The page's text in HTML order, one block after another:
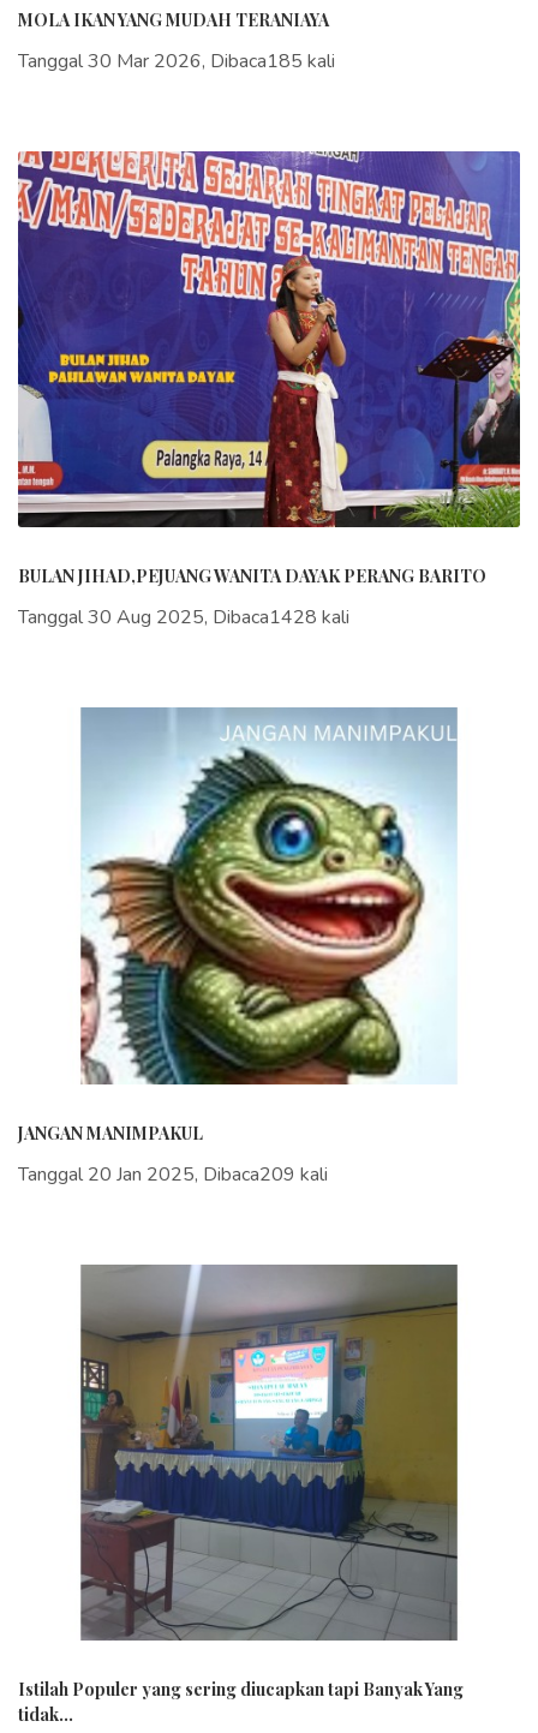
MOLA IKAN YANG MUDAH TERANIAYA
Tanggal 30 Mar 2026, Dibaca185 kali
BULAN JIHAD,PEJUANG WANITA DAYAK PERANG BARITO
Tanggal 30 Aug 2025, Dibaca1428 kali
JANGAN MANIMPAKUL
Tanggal 20 Jan 2025, Dibaca209 kali
Istilah Populer yang sering diucapkan tapi Banyak Yang
tidak...